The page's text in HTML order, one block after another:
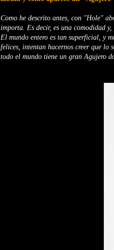
Como he descrito antes, con "Hole"
importa. Es decir, es una comodidad
El mundo entero es tan superficial, y
felices, intentan hacernos creer que lo
todo el mundo tiene un gran Agujero